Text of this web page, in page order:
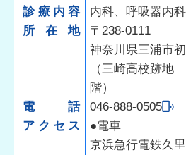
診療内容
内科、呼吸器内
所在地
〒238-0111
神奈川県三浦市
（三崎高校跡地
階）
電話
046-888-0505
アクセス
●電車
京浜急行電鉄久